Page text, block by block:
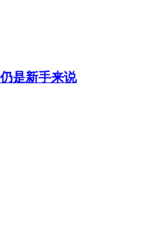
是新手来说